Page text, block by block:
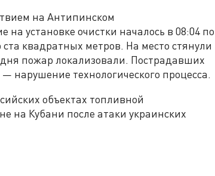
на Антипинском
установке очистки началось в 08:04 по
квадратных метров. На место стянули
пожар локализовали. Пострадавших
технологического процесса.
объектах топливной
на Кубани после атаки украинских